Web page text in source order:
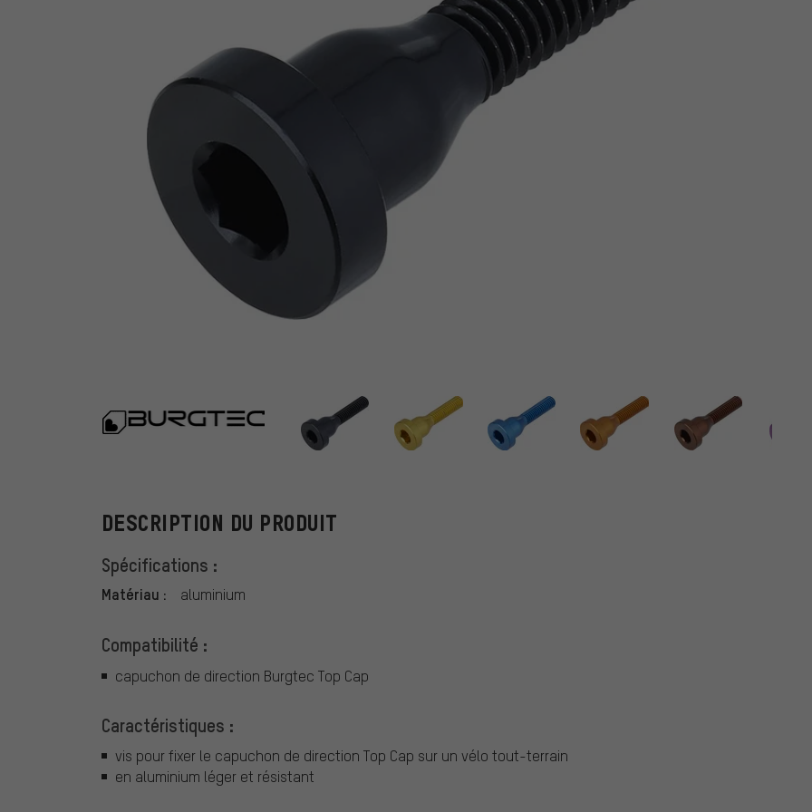
Burgtec
DESCRIPTION DU PRODUIT
Spécifications :
Matériau : aluminium
Compatibilité :
capuchon de direction Burgtec Top Cap
Caractéristiques :
vis pour fixer le capuchon de direction Top Cap sur un vélo tout-terrain
en aluminium léger et résistant